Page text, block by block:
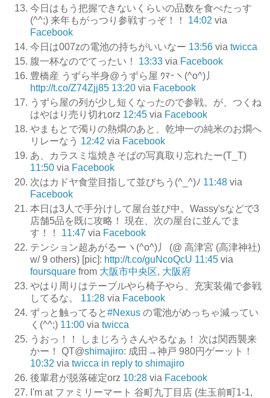
今日はもう把握できないくらいの品数を食べたっす
(^^;) 来年もがっつり参戦すっぞ！！
14:02 via
Facebook
今日は007zの電池の持ちがいいなー 13:56 via twicca
腹一杯なのでてったい！
13:33 via Facebook
豊橋産 うずら半身@うずら屋 ｳﾏｰヽ(^o^)丿
http://t.co/Z74Zjj85 13:20 via Facebook
うずら屋の列が少し短くなったので参戦。が、つくね
はやはり売り切れorz 12:45 via Facebook
やまもとで濁りの熱燗のあと、乾坤一の純米のお燗へ
リレーなう 12:42 via Facebook
あ、カラスミ塩焼きそばの写真取り忘れたー(T_T)
11:50 via Facebook
次はカドヤ食堂目指して並びちう(^_^)ﾉ 11:48 via
Facebook
本日は3人で手分けして屋台並び中。Wassy'sなどで3
店舗5品を既に攻略！ 現在、次の屋台に並んでま
す！！
11:47 via Facebook
テンション超あがるーヽ(^o^)丿 (@ 高津宮 (高津神社)
w/ 9 others) [pic]: http://t.co/guNcoQcU 11:45 via
foursquare from 大阪市中央区, 大阪府
やはり周りはテーブルやら椅子やら、充実装備で参戦
してるな。
11:28 via Facebook
ずっと触ってると#Nexus の電池がめっちゃ減ってい
く(^^;) 11:00 via twicca
うおっ！！ しまじろうさんやるなぁ！ 次は関西襲来
かー！ QT@shimajiro: 成田→神戸 980円ゲーット！
10:32 via twicca in reply to shimajiro
後輩君が脱落確定orz 10:28 via Facebook
I'm at ファミリーマート 谷町九丁目店 (生玉前町1-1,